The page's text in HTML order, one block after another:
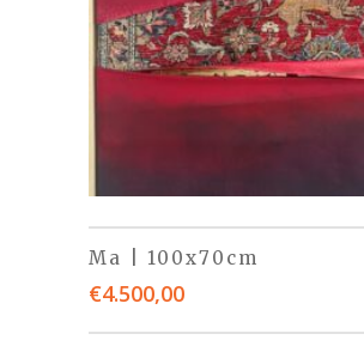
Ma | 100x70cm
€4.500,00